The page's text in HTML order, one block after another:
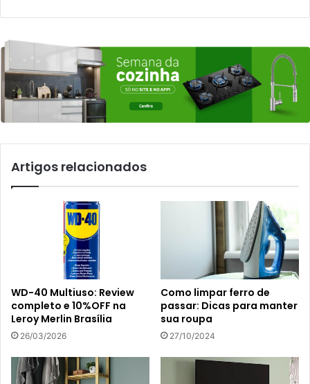
Artigos relacionados
WD-40 Multiuso: Review
completo e 10%OFF na
Leroy Merlin Brasília
26/03/2026
Como limpar ferro de
passar: Dicas para manter
sua roupa
27/10/2024